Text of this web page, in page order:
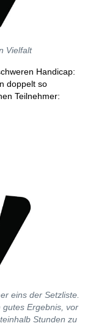
Vielfalt
Handicap:
doppelt so
Teilnehmer:
eins der Setzliste.
gutes Ergebnis, vor
Stunden zu